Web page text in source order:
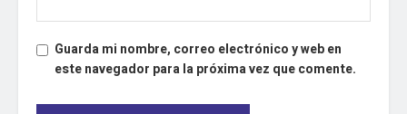
Guarda mi nombre, correo electrónico y web en
este navegador para la próxima vez que comente.